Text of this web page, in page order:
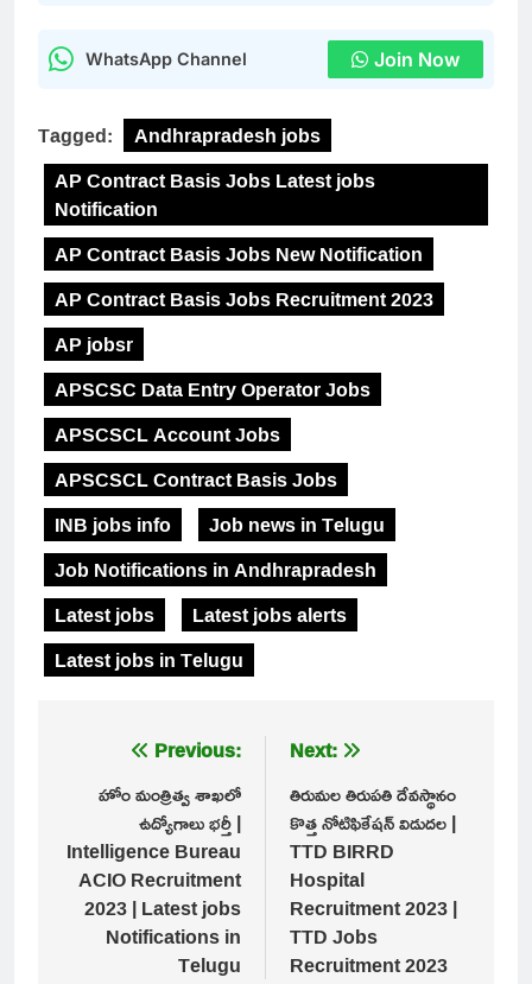
WhatsApp Channel Join Now
Tagged:
Andhrapradesh jobs
AP Contract Basis Jobs Latest jobs
Notification
AP Contract Basis Jobs New Notification
AP Contract Basis Jobs Recruitment 2023
AP jobsr
APSCSC Data Entry Operator Jobs
APSCSCL Account Jobs
APSCSCL Contract Basis Jobs
INB jobs info
Job news in Telugu
Job Notifications in Andhrapradesh
Latest jobs
Latest jobs alerts
Latest jobs in Telugu
navigation
Previous:
హోం మంత్రిత్వ శాఖలో
ఉద్యోగాలు భర్తీ |
Intelligence Bureau
ACIO Recruitment
2023 | Latest jobs
Notifications in
Telugu
Next:
తిరుమల తిరుపతి దేవస్థానం
కొత్త నోటిఫికేషన్ విడుదల |
TTD BIRRD
Hospital
Recruitment 2023 |
TTD Jobs
Recruitment 2023